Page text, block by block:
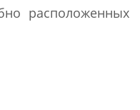
расположенных